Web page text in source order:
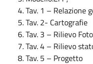
4. Tav. 1 – Relazione
5. Tav. 2- Cartografie
6. Tav. 3 – Rilievo
7. Tav. 4 – Rilievo
8. Tav. 5 – Progetto